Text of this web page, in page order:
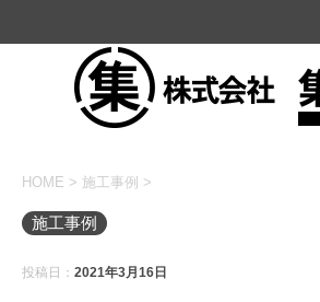
HOME > 施工事例 >
施工事例
投稿日： 2021年3月16日